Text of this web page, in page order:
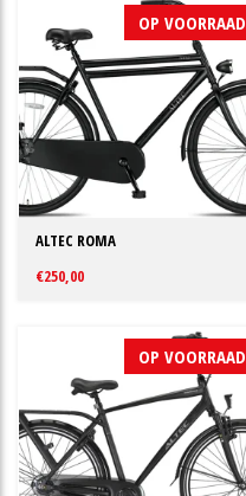
OP VOORRAAD
ALTEC ROMA
€250,00
OP VOORRAAD